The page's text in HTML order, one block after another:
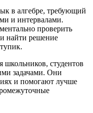
в алгебре, требующий
и интервалами.
проверить
найти решение
школьников, студентов
задачами. Они
и помогают лучше